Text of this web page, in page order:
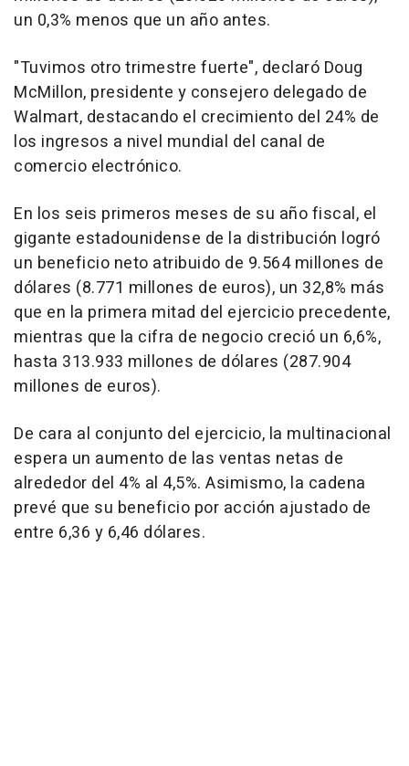
un 0,3% menos que un año antes.
"Tuvimos otro trimestre fuerte", declaró Doug
McMillon, presidente y consejero delegado de
Walmart, destacando el crecimiento del 24% de
los ingresos a nivel mundial del canal de
comercio electrónico.
En los seis primeros meses de su año fiscal, el
gigante estadounidense de la distribución logró
un beneficio neto atribuido de 9.564 millones de
dólares (8.771 millones de euros), un 32,8% más
que en la primera mitad del ejercicio precedente,
mientras que la cifra de negocio creció un 6,6%,
hasta 313.933 millones de dólares (287.904
millones de euros).
De cara al conjunto del ejercicio, la multinacional
espera un aumento de las ventas netas de
alrededor del 4% al 4,5%. Asimismo, la cadena
prevé que su beneficio por acción ajustado de
entre 6,36 y 6,46 dólares.